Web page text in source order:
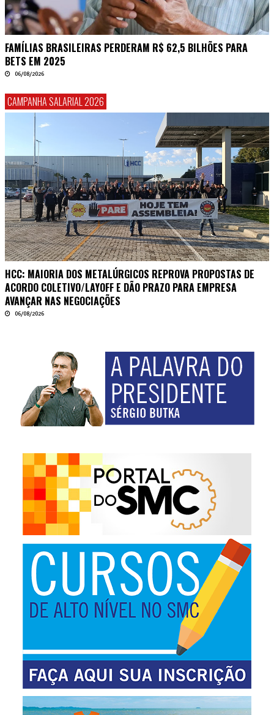
FAMÍLIAS BRASILEIRAS PERDERAM R$ 62,5 BILHÕES PARA
BETS EM 2025
06/08/2026
CAMPANHA SALARIAL 2026
HCC: MAIORIA DOS METALÚRGICOS REPROVA PROPOSTAS DE
ACORDO COLETIVO/LAYOFF E DÃO PRAZO PARA EMPRESA
AVANÇAR NAS NEGOCIAÇÕES
06/08/2026